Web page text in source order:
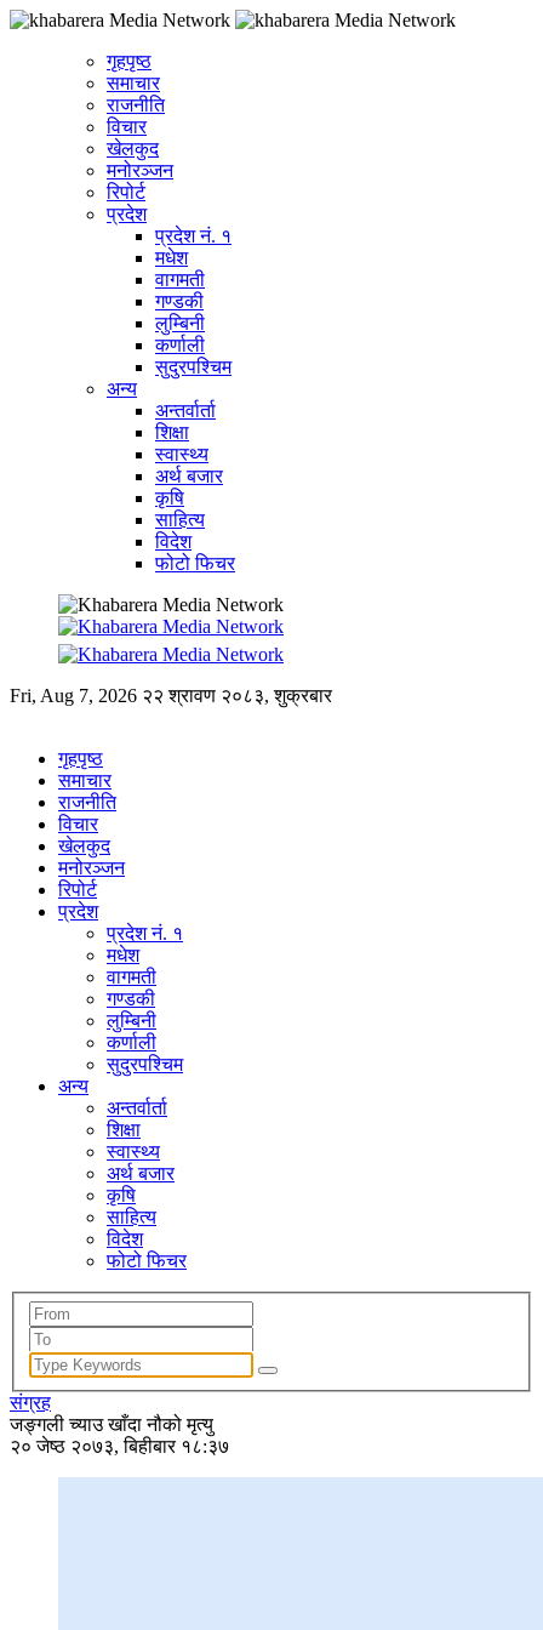
गृहपृष्ठ
समाचार
राजनीति
विचार
खेलकुद
मनोरञ्जन
रिपोर्ट
प्रदेश
प्रदेश नं. १
मधेश
वागमती
गण्डकी
लुम्बिनी
कर्णाली
सुदुरपश्चिम
अन्य
अन्तर्वार्ता
शिक्षा
स्वास्थ्य
अर्थ बजार
कृषि
साहित्य
विदेश
फोटो फिचर
Fri, Aug 7, 2026 २२ श्रावण २०८३, शुक्रबार
गृहपृष्ठ
समाचार
राजनीति
विचार
खेलकुद
मनोरञ्जन
रिपोर्ट
प्रदेश
प्रदेश नं. १
मधेश
वागमती
गण्डकी
लुम्बिनी
कर्णाली
सुदुरपश्चिम
अन्य
अन्तर्वार्ता
शिक्षा
स्वास्थ्य
अर्थ बजार
कृषि
साहित्य
विदेश
फोटो फिचर
संग्रह
जङ्गली च्याउ खाँदा नौको मृत्यु
२० जेष्ठ २०७३, बिहीबार १८:३७